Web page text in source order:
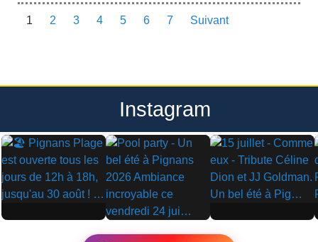
1 2 3 4 5 6 7 Suivant
Instagram
▶
▶
▶